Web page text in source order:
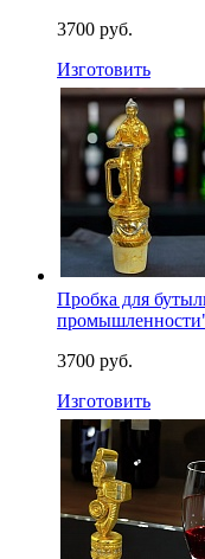
3700 руб.
Изготовить
Пробка для
3700 руб.
Изготовить